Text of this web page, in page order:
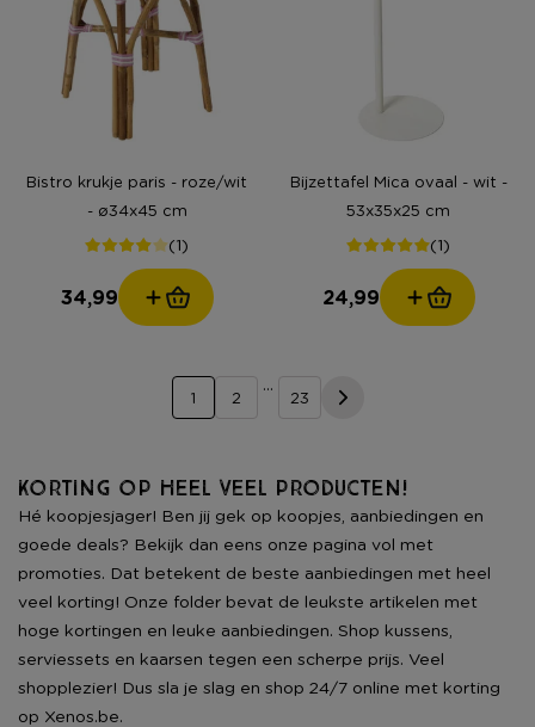
Bistro krukje paris - roze/wit
- ø34x45 cm
(1)
34,99
Bijzettafel Mica ovaal - wit -
53x35x25 cm
(1)
24,99
1 2
...
23
Korting op heel veel producten!
Hé koopjesjager! Ben jij gek op koopjes, aanbiedingen en
goede deals? Bekijk dan eens onze pagina vol met
promoties. Dat betekent de beste aanbiedingen met heel
veel korting! Onze folder bevat de leukste artikelen met
hoge kortingen en leuke aanbiedingen. Shop kussens,
serviessets en kaarsen tegen een scherpe prijs. Veel
shopplezier! Dus sla je slag en shop 24/7 online met korting
op Xenos.be.